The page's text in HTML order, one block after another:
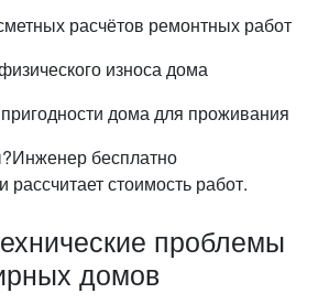
расчётов ремонтных работ
износа дома
дома для проживания
Инженер бесплатно
рассчитает стоимость работ.
проблемы
домов